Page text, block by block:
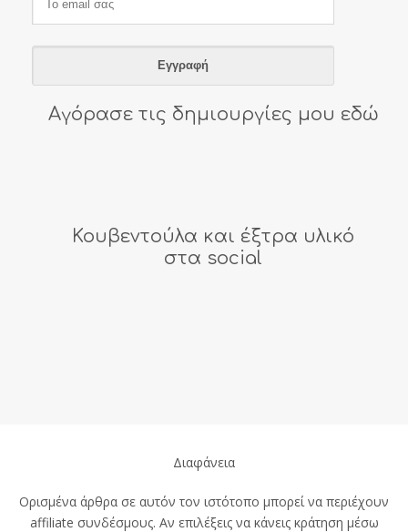
Αγόρασε τις δημιουργίες μου εδώ
Κουβεντούλα και έξτρα υλικό
στα social
Διαφάνεια
Ορισμένα άρθρα σε αυτόν τον ιστότοπο μπορεί να περιέχουν
affiliate συνδέσμους. Αν επιλέξεις να κάνεις κράτηση μέσω